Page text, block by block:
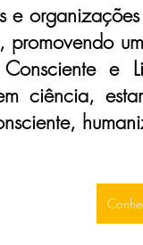
e
promovendo
Consciente e
ciência,